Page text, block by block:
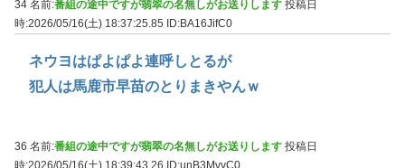
34 名前:番組の途中ですが翡翠の名無しがお送りします 投稿日
時:2026/05/16(土) 18:37:25.85
ID:BA16JifC0
ネウヨはぱよぱよ連呼しとるが
犯人は馬鹿市早苗のとりまきやんｗ
36 名前:番組の途中ですが翡翠の名無しがお送りします 投稿日
時:2026/05/16(土) 18:39:43.26
ID:unB3MvyC0